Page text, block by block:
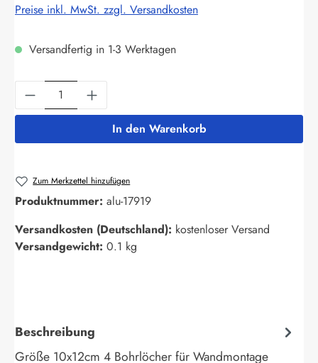
Preise inkl. MwSt. zzgl. Versandkosten
Versandfertig in 1-3 Werktagen
Produkt Anzahl: Gib den gewünschten
In den Warenkorb
Zum Merkzettel hinzufügen
Produktnummer: alu-17919
Versandkosten (Deutschland): kostenloser Versand
Versandgewicht: 0.1 kg
Beschreibung
Größe 10x12cm 4 Bohrlöcher für Wandmontage